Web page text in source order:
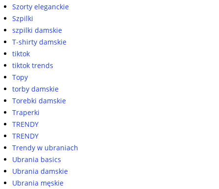
Szorty eleganckie
Szpilki
szpilki damskie
T-shirty damskie
tiktok
tiktok trends
Topy
torby damskie
Torebki damskie
Traperki
TRENDY
TRENDY
Trendy w ubraniach
Ubrania basics
Ubrania damskie
Ubrania męskie